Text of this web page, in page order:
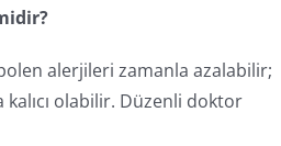
alerjileri zamanla azalabilir;
kalıcı olabilir. Düzenli doktor